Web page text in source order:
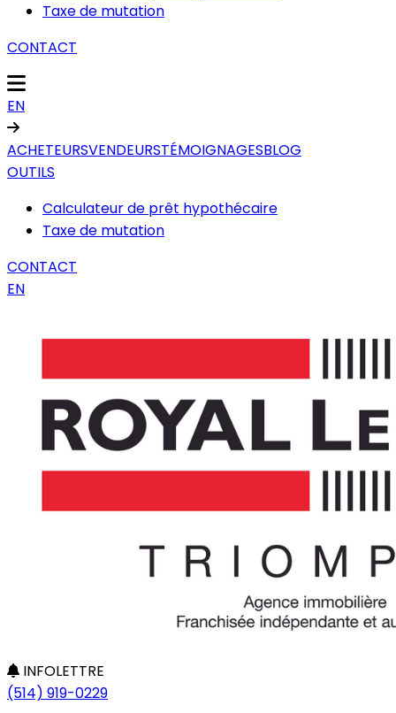
Taxe de mutation
CONTACT
EN
ACHETEURSVENDEURSTÉMOIGNAGESBLOG
OUTILS
Calculateur de prêt hypothécaire
Taxe de mutation
CONTACT
EN
INFOLETTRE
(514) 919-0229